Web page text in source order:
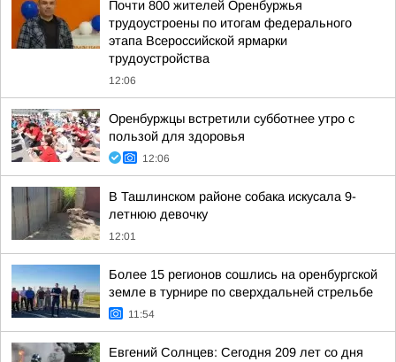
Почти 800 жителей Оренбуржья
трудоустроены по итогам федерального
этапа Всероссийской ярмарки
трудоустройства
12:06
Оренбуржцы встретили субботнее утро с
пользой для здоровья
12:06
В Ташлинском районе собака искусала 9-
летнюю девочку
12:01
Более 15 регионов сошлись на оренбургской
земле в турнире по сверхдальней стрельбе
11:54
Евгений Солнцев: Сегодня 209 лет со дня